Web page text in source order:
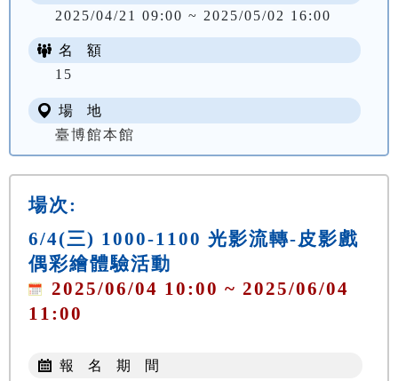
2025/04/21 09:00 ~ 2025/05/02 16:00
名 額
15
場 地
臺博館本館
場次:
6/4(三) 1000-1100 光影流轉-皮影戲
偶彩繪體驗活動
2025/06/04 10:00 ~ 2025/06/04
11:00
報 名 期 間